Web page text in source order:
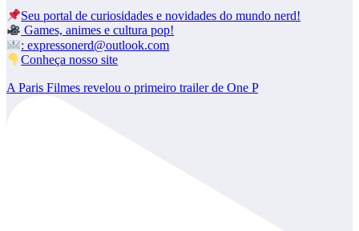
Seu portal de curiosidades e novidades do mundo nerd!
Games, animes e cultura pop!
: expressonerd@outlook.com
Conheça nosso site
A Paris Filmes revelou o primeiro trailer de One P